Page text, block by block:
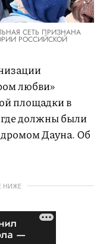
СЕТЬ ПРИЗНАНА
РОССИЙСКОЙ
любви»
площадки в
должны были
Дауна. Об
НИЖЕ